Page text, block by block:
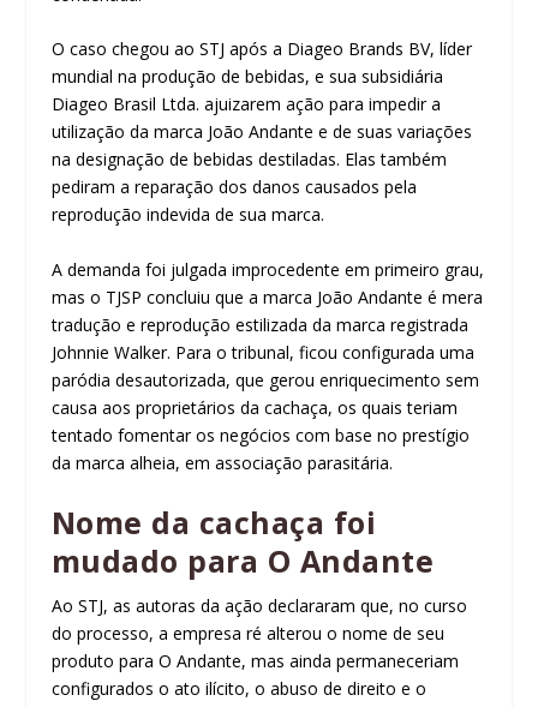
O caso chegou ao STJ após a Diageo Brands BV, líder
mundial na produção de bebidas, e sua subsidiária
Diageo Brasil Ltda. ajuizarem ação para impedir a
utilização da marca João Andante e de suas variações
na designação de bebidas destiladas. Elas também
pediram a reparação dos danos causados pela
reprodução indevida de sua marca.
A demanda foi julgada improcedente em primeiro grau,
mas o TJSP concluiu que a marca João Andante é mera
tradução e reprodução estilizada da marca registrada
Johnnie Walker. Para o tribunal, ficou configurada uma
paródia desautorizada, que gerou enriquecimento sem
causa aos proprietários da cachaça, os quais teriam
tentado fomentar os negócios com base no prestígio
da marca alheia, em associação parasitária.
Nome da cachaça foi
mudado para O Andante
Ao STJ, as autoras da ação declararam que, no curso
do processo, a empresa ré alterou o nome de seu
produto para O Andante, mas ainda permaneceriam
configurados o ato ilícito, o abuso de direito e o